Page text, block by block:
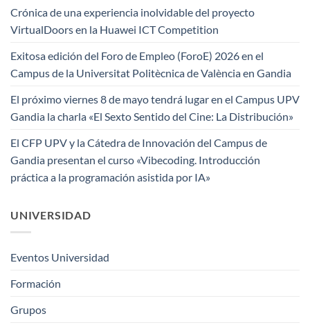
Crónica de una experiencia inolvidable del proyecto
VirtualDoors en la Huawei ICT Competition
Exitosa edición del Foro de Empleo (ForoE) 2026 en el
Campus de la Universitat Politècnica de València en Gandia
El próximo viernes 8 de mayo tendrá lugar en el Campus UPV
Gandia la charla «El Sexto Sentido del Cine: La Distribución»
El CFP UPV y la Cátedra de Innovación del Campus de
Gandia presentan el curso «Vibecoding. Introducción
práctica a la programación asistida por IA»
UNIVERSIDAD
Eventos Universidad
Formación
Grupos